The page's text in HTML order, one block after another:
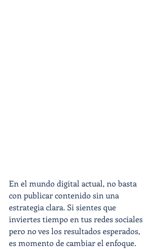
En el mundo digital actual, no basta
con publicar contenido sin una
estrategia clara. Si sientes que
inviertes tiempo en tus redes sociales
pero no ves los resultados esperados,
es momento de cambiar el enfoque.